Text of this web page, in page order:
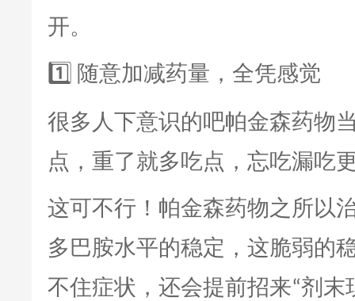
开。
1️⃣ 随意加减药量，全凭感觉
很多人下意识的吧帕金森药物
点，重了就多吃点，忘吃漏吃
这可不行！帕金森药物之所以
多巴胺水平的稳定，这脆弱的
不住症状，还会提前招来“剂末